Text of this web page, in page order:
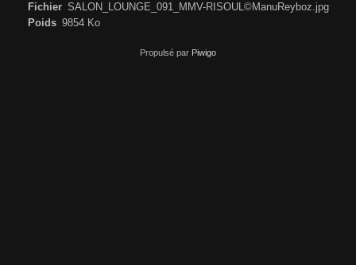
Fichier SALON_LOUNGE_091_MMV-RISOUL©ManuReyboz.jpg
Poids 9854 Ko
Propulsé par Piwigo